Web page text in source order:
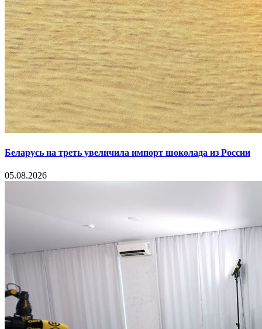
Беларусь на треть увеличила импорт шоколада из России
05.08.2026